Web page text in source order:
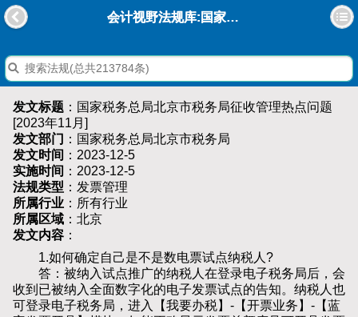
会计视野法规库:国家税务总局北京市税务局征收管理热点问题[2023年11月]
发文标题 ：国家税务总局北京市税务局征收管理热点问题
[2023年11月]
发文部门 ：国家税务总局北京市税务局
发文时间 ：2023-12-5
实施时间 ：2023-12-5
法规类型 ：发票管理
所属行业 ：所有行业
所属区域 ：北京
发文内容 ：
1.如何确定自己是不是数电票试点纳税人?
答：被纳入试点推广的纳税人在登录电子税务局后，会
收到已被纳入全面数字化的电子发票试点的告知。纳税人也
可登录电子税务局，进入【我要办税】-【开票业务】-【蓝